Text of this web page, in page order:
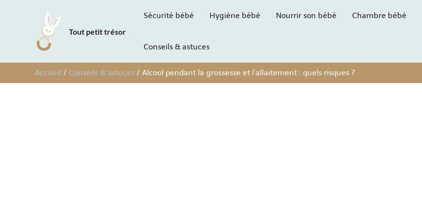
Tout petit trésor
Sécurité bébé Hygiène bébé Nourrir son bébé Chambre bébé
Conseils & astuces
Accueil Conseils & astuces Alcool pendant la grossesse et l’allaitement : quels risques ?